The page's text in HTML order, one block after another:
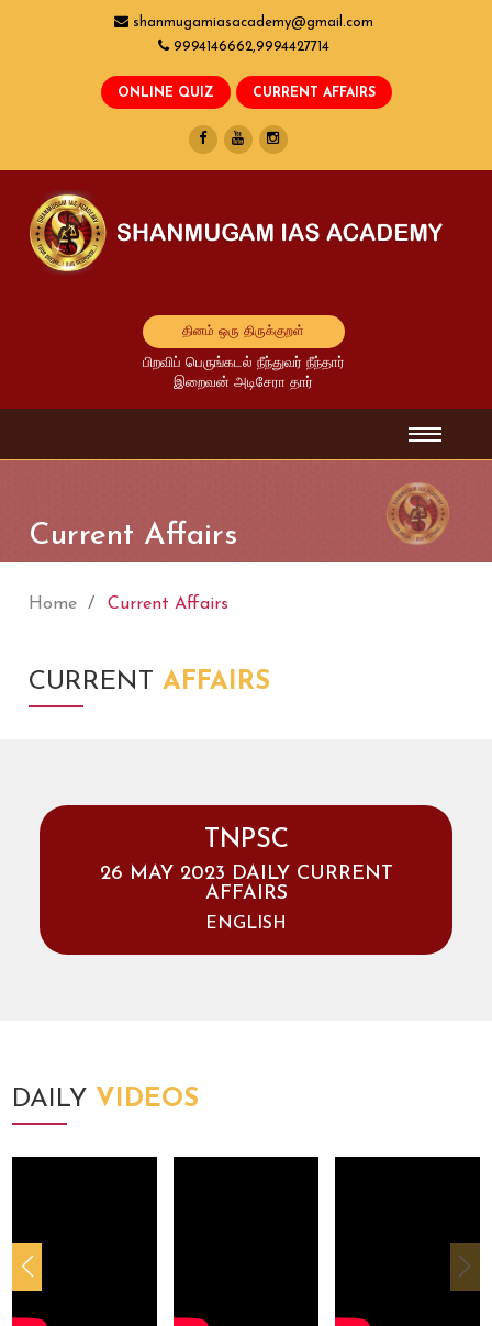
shanmugamiasacademy@gmail.com
9994146662,9994427714
தினம் ஒரு திருக்குறள்
பிறவிப் பெருங்கடல் நீந்துவர் நீந்தார்
இறைவன் அடிசேரா தார்
Current Affairs
Home Current Affairs
CURRENTAFFAIRS
TNPSC
26 MAY 2023 DAILY CURRENT
AFFAIRS
ENGLISH
DAILY VIDEOS